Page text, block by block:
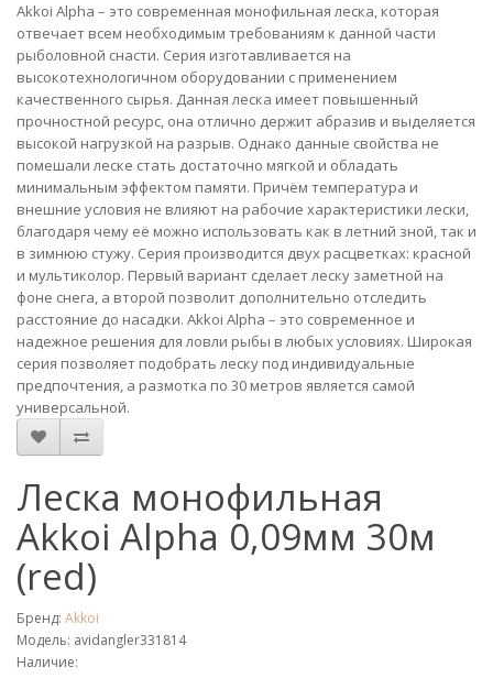
Akkoi Alpha – это современная монофильная леска, которая
отвечает всем необходимым требованиям к данной части
рыболовной снасти. Серия изготавливается на
высокотехнологичном оборудовании с применением
качественного сырья. Данная леска имеет повышенный
прочностной ресурс, она отлично держит абразив и выделяется
высокой нагрузкой на разрыв. Однако данные свойства не
помешали леске стать достаточно мягкой и обладать
минимальным эффектом памяти. Причём температура и
внешние условия не влияют на рабочие характеристики лески,
благодаря чему её можно использовать как в летний зной, так и
в зимнюю стужу. Серия производится двух расцветках: красной
и мультиколор. Первый вариант сделает леску заметной на
фоне снега, а второй позволит дополнительно отследить
расстояние до насадки. Akkoi Alpha – это современное и
надежное решения для ловли рыбы в любых условиях. Широкая
серия позволяет подобрать леску под индивидуальные
предпочтения, а размотка по 30 метров является самой
универсальной.
Леска монофильная
Akkoi Alpha 0,09мм 30м
(red)
Бренд: Akkoi
Модель: avidangler331814
Наличие: